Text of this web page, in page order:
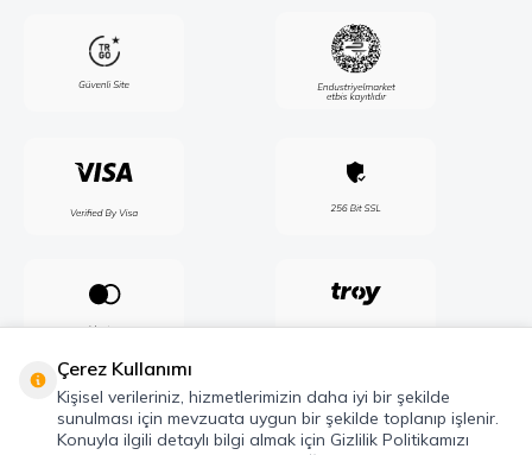
Çerez Kullanımı
Kişisel verileriniz, hizmetlerimizin daha iyi bir şekilde
sunulması için mevzuata uygun bir şekilde toplanıp işlenir.
Konuyla ilgili detaylı bilgi almak için Gizlilik Politikamızı